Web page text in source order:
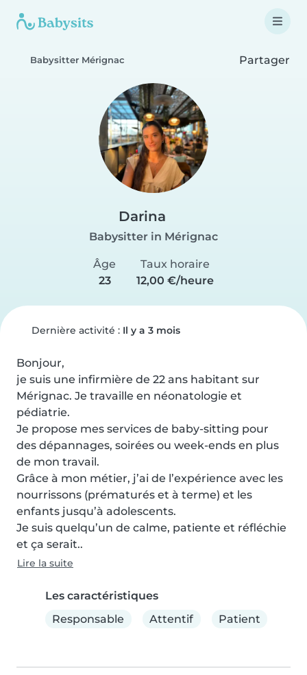
Babysitter Mérignac Partager
Darina
Babysitter in Mérignac
Âge
23
Taux horaire
12,00 €/heure
Dernière activité : Il y a 3 mois
Bonjour,
je suis une infirmière de 22 ans habitant sur
Mérignac. Je travaille en néonatologie et
pédiatrie.
Je propose mes services de baby-sitting pour
des dépannages, soirées ou week-ends en plus
de mon travail.
Grâce à mon métier, j’ai de l’expérience avec les
nourrissons (prématurés et à terme) et les
enfants jusqu’à adolescents.
Je suis quelqu’un de calme, patiente et réfléchie
et ça serait..
Lire la suite
Les caractéristiques
Responsable
Attentif Patient